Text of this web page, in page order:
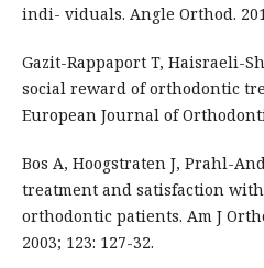
indi- viduals. Angle Orthod.
Gazit-Rappaport T, Haisraeli-
social reward of orthodontic
European Journal of
Bos A, Hoogstraten J, Prahl-
treatment and satisfaction
orthodontic patients. Am J
2003; 123: 127-32.